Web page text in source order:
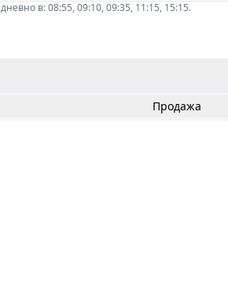
в: 08:55, 09:10, 09:35, 11:15, 15:15.
Продажа